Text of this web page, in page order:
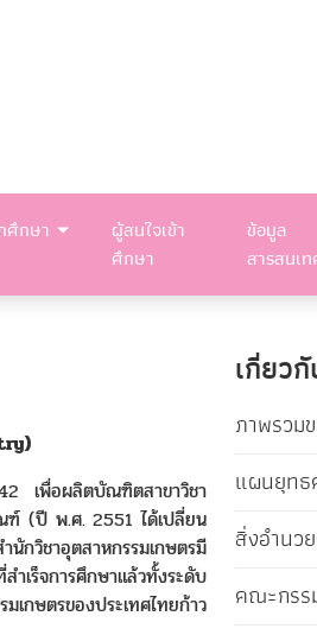
ศึกษา
ผู้สนใจเข้า
ศึกษา
ข้อมูล
สารสนเ
เพื่อผลิตบัณฑิตสาขาวิชา
ณฑ์ (ปี พ.ศ. 2551 ได้เปลี่ยน
นักวิชาอุตสาหกรรมเกษตรมี
เร็จการศึกษาแล้วทั้งระดับ
กษตรของประเทศไทยก้าว
เกี่ยว
ภาพรวม
แผนยุทธ
สิ่งอำนว
คณะกรร